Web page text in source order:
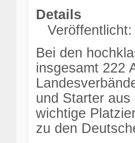
Details
Bei den
insgesamt 222
und Starter
wichtige
zu den